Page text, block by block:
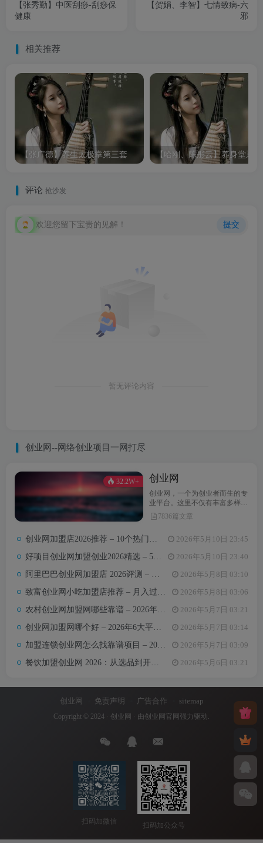
【张秀勤】中医刮痧-刮痧保
健康
【贺娟、李智】七情致病-六
邪
相关推荐
【张广德】养生太极掌第三套
评论 抢沙发
欢迎您留下宝贵的见解！ 提交
暂无评论内容
创业网--网络创业项目一网打尽
32.2W+ 创业网
创业网，一个为创业者而生的专
业平台。这里不仅有丰富多样的
创业项目，还提供最新的创业资
讯和实用的创业指导。无论你是
富的创业达人，创业网都能为你
梦想。
7836篇文章
创业网加盟店2026推荐 – 10个热门项目月收益3-8万元真实对比 2026年5月10日 23:45
好项目创业网加盟创业2026精选 – 5万内热门项目月入3万攻略 2026年5月10日 23:40
阿里巴巴创业网加盟店 2026评测 – 哪些项目值得加盟+真实费用全解析 2026年5月8日 03:10
致富创业网小吃加盟店推荐 – 月入过万的6类小吃项目及选址避坑要点 2026年5月8日 03:06
农村创业网加盟网哪些靠谱 – 2026年5大平台测评与避坑手册 2026年5月7日 03:21
创业网加盟网哪个好 – 2026年6大平台实测对比与选择建议 2026年5月7日 03:14
加盟连锁创业网怎么找靠谱项目 – 2026年避坑指南与推荐平台 2026年5月7日 03:09
餐饮加盟创业网 2026：从选品到开店，10万以内最值得加盟的7个餐饮品类 2026年5月6日 03:21
创业网 免责声明 广告合作 sitemap
Copyright © 2024 · 创业网 · 由创业网官网 强力驱动.
扫码加微信
扫码加公众号